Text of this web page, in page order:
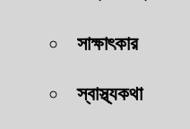
সাক্ষাৎকার
স্বাস্থ্যকথা